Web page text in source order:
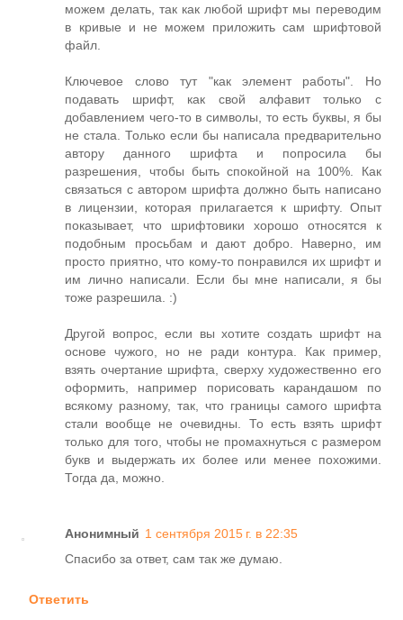
можем делать, так как любой шрифт мы переводим
в кривые и не можем приложить сам шрифтовой
файл.
Ключевое слово тут "как элемент работы". Но
подавать шрифт, как свой алфавит только с
добавлением чего-то в символы, то есть буквы, я бы
не стала. Только если бы написала предварительно
автору данного шрифта и попросила бы
разрешения, чтобы быть спокойной на 100%. Как
связаться с автором шрифта должно быть написано
в лицензии, которая прилагается к шрифту. Опыт
показывает, что шрифтовики хорошо относятся к
подобным просьбам и дают добро. Наверно, им
просто приятно, что кому-то понравился их шрифт и
им лично написали. Если бы мне написали, я бы
тоже разрешила. :)
Другой вопрос, если вы хотите создать шрифт на
основе чужого, но не ради контура. Как пример,
взять очертание шрифта, сверху художественно его
оформить, например порисовать карандашом по
всякому разному, так, что границы самого шрифта
стали вообще не очевидны. То есть взять шрифт
только для того, чтобы не промахнуться с размером
букв и выдержать их более или менее похожими.
Тогда да, можно.
Анонимный 1 сентября 2015 г. в 22:35
Спасибо за ответ, сам так же думаю.
Ответить